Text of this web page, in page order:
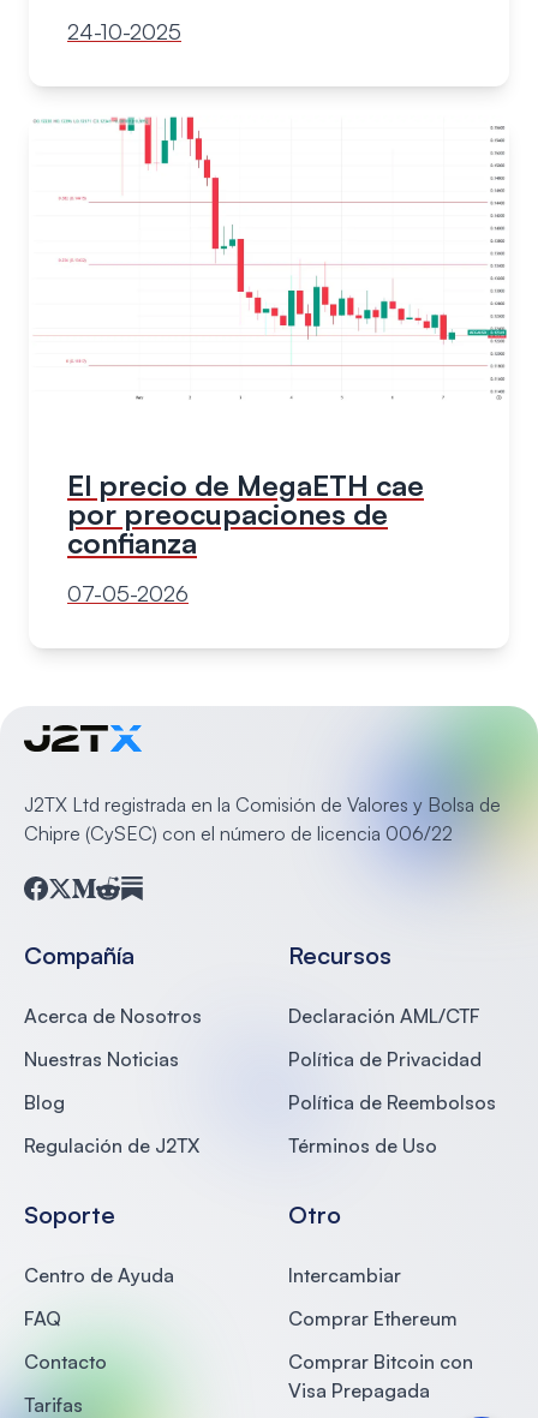
24-10-2025
El precio de MegaETH cae
por preocupaciones de
confianza
07-05-2026
J2TX Ltd registrada en la Comisión de Valores y Bolsa de
Chipre (CySEC) con el número de licencia 006/22
Compañía
Acerca de Nosotros
Nuestras Noticias
Blog
Regulación de J2TX
Soporte
Centro de Ayuda
FAQ
Contacto
Tarifas
Recursos
Declaración AML/CTF
Política de Privacidad
Política de Reembolsos
Términos de Uso
Otro
Intercambiar
Comprar Ethereum
Comprar Bitcoin con
Visa Prepagada